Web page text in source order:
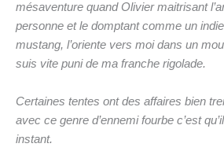
mésaventure quand Olivier maitrisant
personne et le domptant comme un
mustang, l’oriente vers moi dans un
suis vite puni de ma franche rigolade.
Certaines tentes ont des affaires bien
avec ce genre d’ennemi fourbe c’est
instant.